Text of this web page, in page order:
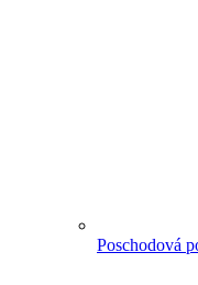
Poschodová